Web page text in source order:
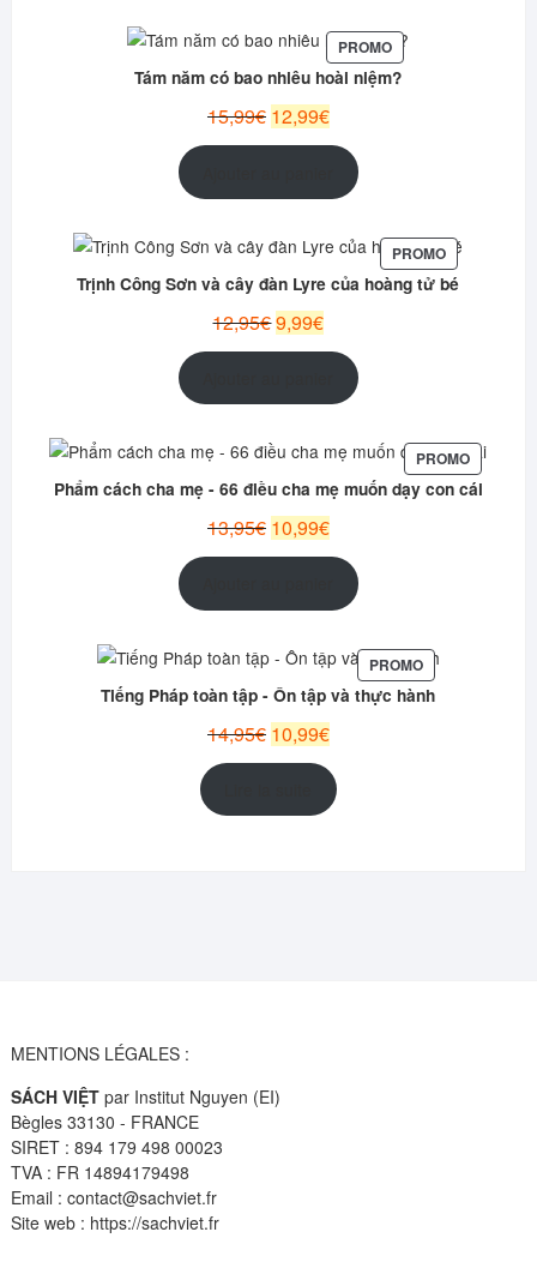
PROMOPRODUIT
EN
PROMOTION
Tám năm có bao nhiêu hoài niệm?
15,99€ Le
prix
12,99€Le
prix
actuel
est :
PROMOPRODUIT
EN
PROMOTION
Trịnh Công Sơn và cây đàn Lyre của hoàng tử bé
12,95€Le
9,99€Le
actuel
est :
PROMOPRODUIT
EN
Phẩm cách cha mẹ - 66 điều cha mẹ muốn dạy con cái
13,95€ Le
prix
10,99€Le
prix
actuel
est :
PROMOPRODUIT
EN
PROMOTION
Tiếng Pháp toàn tập - Ôn tập và thực hành
14,95€ Le
10,99€Le
actuel
est :
MENTIONS LÉGALES :
SÁCH VIỆTpar Institut Nguyen (EI)
Bègles 33130 - FRANCE
SIRET : 894 179 498 00023
TVA : FR 14894179498
Email : contact@sachviet.fr
Site web : https://sachviet.fr